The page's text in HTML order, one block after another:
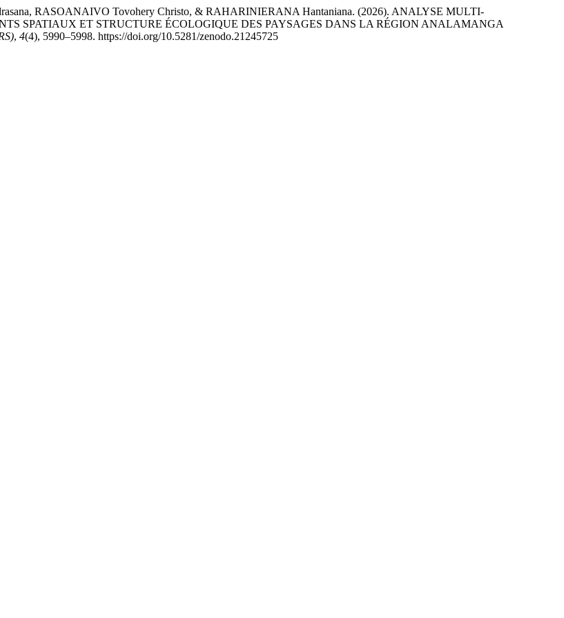
RASOANAIVO Tovohery Christo, & RAHARINIERANA Hantaniana. (2026). ANALYSE MULTI-
SPATIAUX ET STRUCTURE ÉCOLOGIQUE DES PAYSAGES DANS LA RÉGION ANALAMANGA
, 4(4), 5990–5998. https://doi.org/10.5281/zenodo.21245725